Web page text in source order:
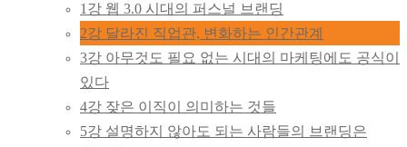
하브챌린지
1강 웹 3.0 시대의 퍼스널 브랜딩
2강 달라진 직업관, 변화하는 인간관계
3강 아무것도 필요 없는 시대의 마케팅에도 공식이
있다
4강 잦은 이직이 의미하는 것들
5강 설명하지 않아도 되는 사람들의 브랜딩은